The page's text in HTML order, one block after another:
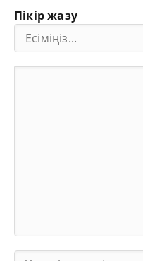
Пікір жазу